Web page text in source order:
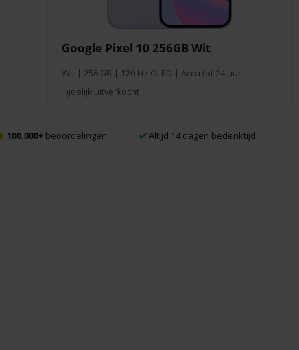
Google Pixel 10 256GB Wit
Wit| 256 GB | 120 Hz OLED | Accu tot 24 uur
Tijdelijk uitverkocht
100.000+beoordelingen Altijd 14 dagen bedenktijd